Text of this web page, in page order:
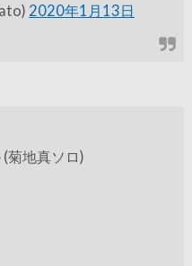
2020年1月13日
菊地真ソロ)